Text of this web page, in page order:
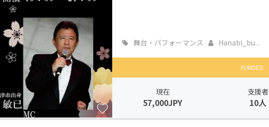
舞台・パフォーマンス Hanabi_bu...
FUNDED
現在
57,000JPY
支援者
10人